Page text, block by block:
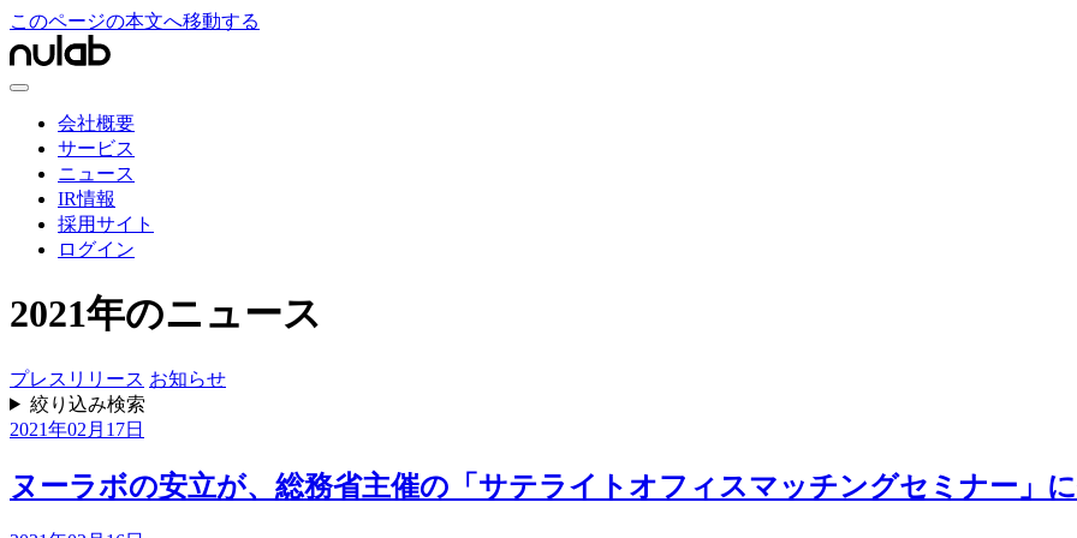
このページの本文へ移動する
会社概要
サービス
ニュース
IR情報
採用サイト
ログイン
2021年のニュース
プレスリリース お知らせ
絞り込み検索
2021年02月17日
ヌーラボの安立が、総務省主催の「サテライトオフィスマッチングセミナー」